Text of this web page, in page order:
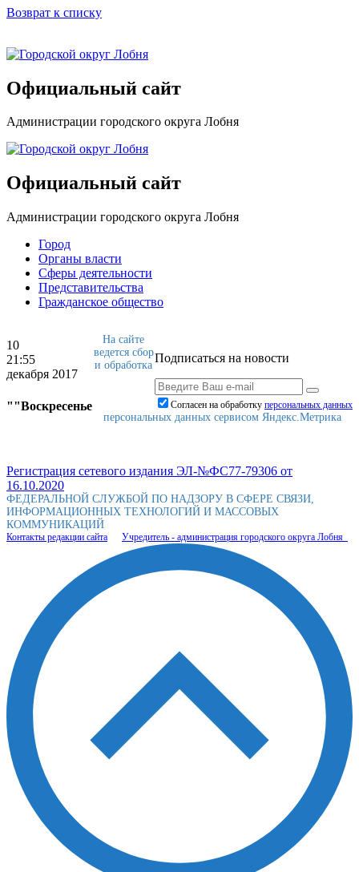
Возврат к списку
Официальный сайт
Администрации городского округа Лобня
Официальный сайт
Администрации городского округа Лобня
Город
Органы власти
Сферы деятельности
Представительства
Гражданское общество
10
21:55
декабря 2017
""Воскресенье
Подписаться на новости
Согласен на обработку персональныx данных
На сайте
ведется сбор
и обработка
персональных данных сервисом Яндекс.Метрика
Регистрация сетевого издания ЭЛ-№ФС77-79306 от
16.10.2020
ФЕДЕРАЛЬНОЙ СЛУЖБОЙ ПО НАДЗОРУ В СФЕРЕ СВЯЗИ,
ИНФОРМАЦИОННЫХ ТЕХНОЛОГИЙ И МАССОВЫХ
КОММУНИКАЦИЙ
Контакты редакции сайта Учредитель - администрация городского округа Лобня